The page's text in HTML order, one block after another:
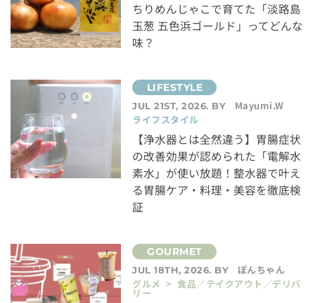
ちりめんじゃこで育てた「淡路島
玉葱 五色浜ゴールド」ってどんな
味？
JUL 21ST, 2026. BY
Mayumi.W
ライフスタイル
【浄水器とは全然違う】胃腸症状
の改善効果が認められた「電解水
素水」が使い放題！整水器で叶え
る胃腸ケア・料理・美容を徹底検
証
JUL 18TH, 2026. BY
ぽんちゃん
グルメ > 食品／テイクアウト／デリバ
リー